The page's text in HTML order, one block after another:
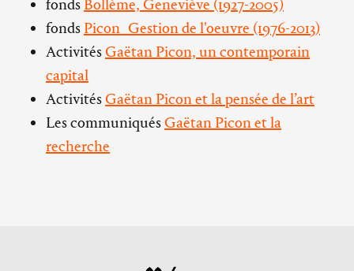
fonds Bollème, Geneviève (1927-2005)
fonds Picon_Gestion de l'oeuvre (1976-2013)
ActivitésGaëtan Picon, un contemporain
capital
ActivitésGaëtan Picon et la pensée de l’art
Les communiquésGaëtan Picon et la
recherche